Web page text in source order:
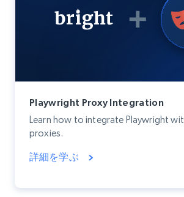
Playwright Proxy Integration
Learn how to integrate Playwright
proxies.
詳細を学ぶ